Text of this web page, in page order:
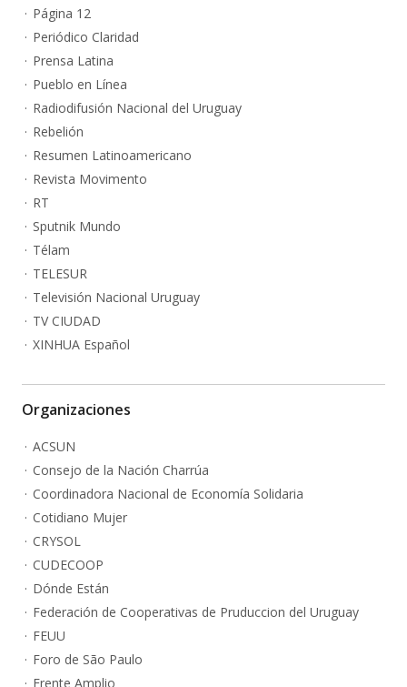
Página 12
Periódico Claridad
Prensa Latina
Pueblo en Línea
Radiodifusión Nacional del Uruguay
Rebelión
Resumen Latinoamericano
Revista Movimento
RT
Sputnik Mundo
Télam
TELESUR
Televisión Nacional Uruguay
TV CIUDAD
XINHUA Español
Organizaciones
ACSUN
Consejo de la Nación Charrúa
Coordinadora Nacional de Economía Solidaria
Cotidiano Mujer
CRYSOL
CUDECOOP
Dónde Están
Federación de Cooperativas de Pruduccion del Uruguay
FEUU
Foro de São Paulo
Frente Amplio